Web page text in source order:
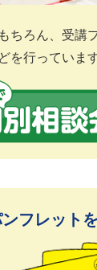
ちろん、受講
を行っています
フレット